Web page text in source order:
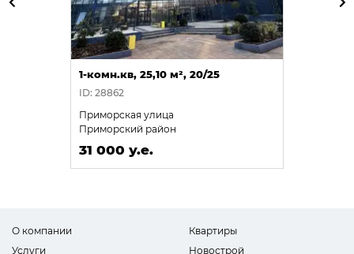
1-комн.кв, 25,10 м², 20/25
ID: 28862
Приморская улица
Приморский район
31 000 у.е.
О компании
Услуги
Квартиры
Новострой